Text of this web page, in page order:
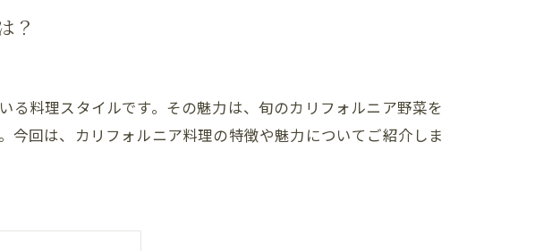
？
料理スタイルです。その魅力は、旬のカリフォルニア野菜を
回は、カリフォルニア料理の特徴や魅力についてご紹介しま